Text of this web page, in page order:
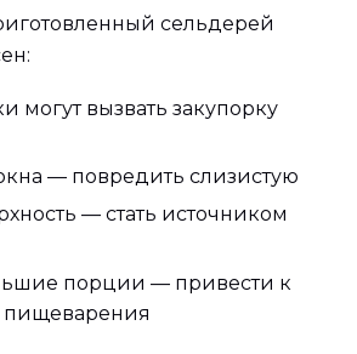
сельдерей
могут вызвать закупорку
— повредить слизистую
— стать источником
порции — привести к
пищеварения